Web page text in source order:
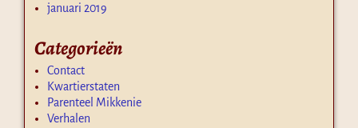
januari 2019
Categorieën
Contact
Kwartierstaten
Parenteel Mikkenie
Verhalen